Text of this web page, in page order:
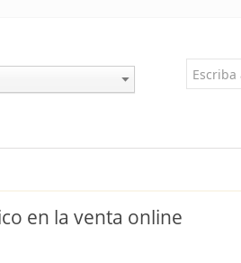
en la venta online